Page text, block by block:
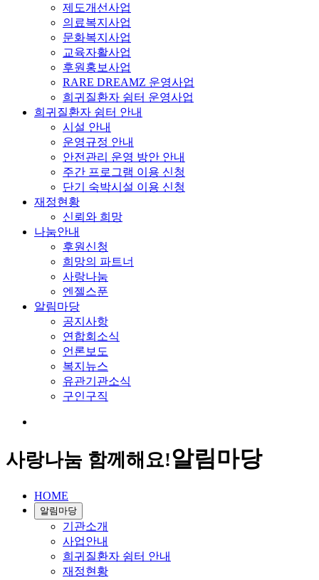
제도개선사업
의료복지사업
문화복지사업
교육자활사업
후원홍보사업
RARE DREAMZ 운영사업
희귀질환자 쉼터 운영사업
희귀질환자 쉼터 안내
시설 안내
운영규정 안내
안전관리 운영 방안 안내
주간 프로그램 이용 신청
단기 숙박시설 이용 신청
재정현황
신뢰와 희망
나눔안내
후원신청
희망의 파트너
사랑나눔
엔젤스푼
알림마당
공지사항
연합회소식
언론보도
복지뉴스
유관기관소식
구인구직
사랑나눔 함께해요!알림마당
HOME
알림마당
기관소개
사업안내
희귀질환자 쉼터 안내
재정현황